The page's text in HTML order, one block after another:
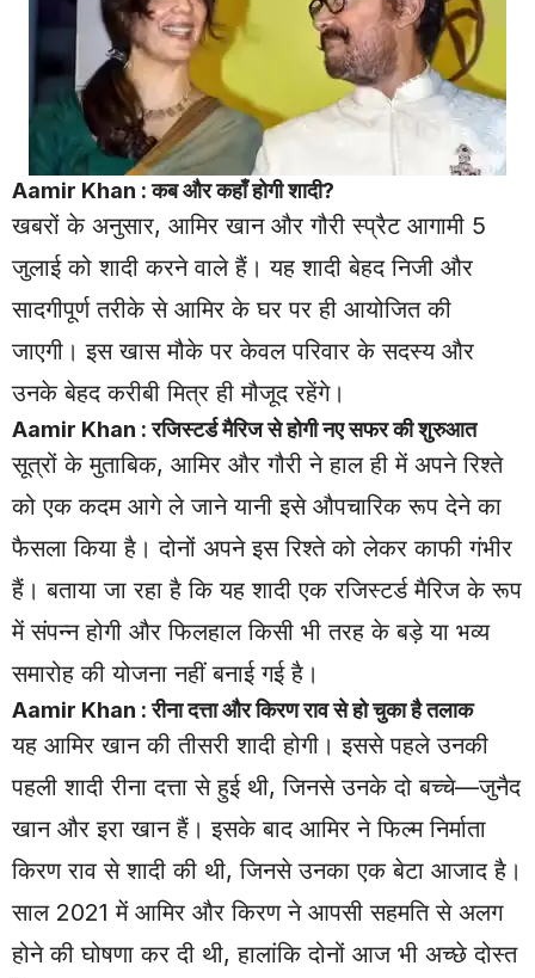
Aamir Khan : कब और कहाँ होगी शादी?
खबरों के अनुसार, आमिर खान और गौरी स्प्रैट आगामी 5
जुलाई को शादी करने वाले हैं। यह शादी बेहद निजी और
सादगीपूर्ण तरीके से आमिर के घर पर ही आयोजित की
जाएगी। इस खास मौके पर केवल परिवार के सदस्य और
उनके बेहद करीबी मित्र ही मौजूद रहेंगे।
Aamir Khan : रजिस्टर्ड मैरिज से होगी नए सफर की शुरुआत
सूत्रों के मुताबिक, आमिर और गौरी ने हाल ही में अपने रिश्ते
को एक कदम आगे ले जाने यानी इसे औपचारिक रूप देने का
फैसला किया है। दोनों अपने इस रिश्ते को लेकर काफी गंभीर
हैं। बताया जा रहा है कि यह शादी एक रजिस्टर्ड मैरिज के रूप
में संपन्न होगी और फिलहाल किसी भी तरह के बड़े या भव्य
समारोह की योजना नहीं बनाई गई है।
Aamir Khan : रीना दत्ता और किरण राव से हो चुका है तलाक
यह आमिर खान की तीसरी शादी होगी। इससे पहले उनकी
पहली शादी रीना दत्ता से हुई थी, जिनसे उनके दो बच्चे—जुनैद
खान और इरा खान हैं। इसके बाद आमिर ने फिल्म निर्माता
किरण राव से शादी की थी, जिनसे उनका एक बेटा आजाद है।
साल 2021 में आमिर और किरण ने आपसी सहमति से अलग
होने की घोषणा कर दी थी, हालांकि दोनों आज भी अच्छे दोस्त